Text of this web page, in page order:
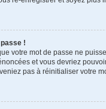
!
votre mot de passe ne
et vous devriez
pas à réinitialiser votre